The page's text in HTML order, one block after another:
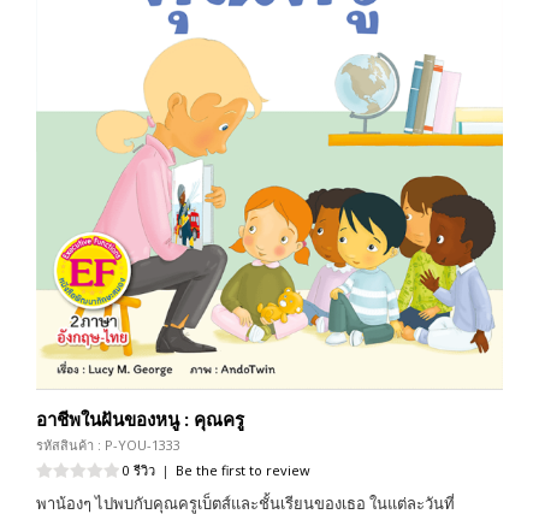
อาชีพในฝันของหนู : คุณครู
รหัสสินค้า : P-YOU-1333
0 รีวิว | Be the first to review
พาน้องๆ ไปพบกับคุณครูเบ็ตส์และชั้นเรียนของเธอ ในแต่ละวันที่